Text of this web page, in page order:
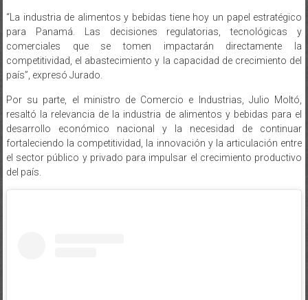
“La industria de alimentos y bebidas tiene hoy un papel estratégico
para Panamá. Las decisiones regulatorias, tecnológicas y
comerciales que se tomen impactarán directamente la
competitividad, el abastecimiento y la capacidad de crecimiento del
país”, expresó Jurado.
Por su parte, el ministro de Comercio e Industrias, Julio Moltó,
resaltó la relevancia de la industria de alimentos y bebidas para el
desarrollo económico nacional y la necesidad de continuar
fortaleciendo la competitividad, la innovación y la articulación entre
el sector público y privado para impulsar el crecimiento productivo
del país.